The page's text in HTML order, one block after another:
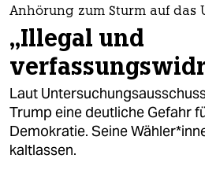
themen
politik
öko
gesellschaft
kultur
Anhörung zum Sturm auf das
„Illegal und
Laut
Trump eine deutliche Gefahr
Demokratie. Seine
kaltlassen.